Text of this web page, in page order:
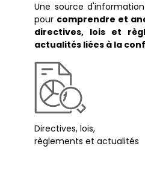
Une source
pour comprendre et
directives, lois et
actualités liées à la
Directives, lois,
règlements et actualités